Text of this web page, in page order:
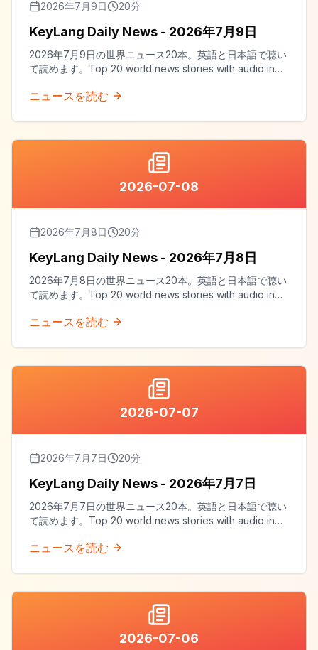
2026年7月9日 20分
KeyLang Daily News - 2026年7月9日
2026年7月9日の世界ニュース20本。英語と日本語で聴い
て読めます。Top 20 world news stories with audio in
ニュースを読む
2026-07-08
2026年7月8日 20分
KeyLang Daily News - 2026年7月8日
2026年7月8日の世界ニュース20本。英語と日本語で聴い
て読めます。Top 20 world news stories with audio in
ニュースを読む
2026-07-07
2026年7月7日 20分
KeyLang Daily News - 2026年7月7日
2026年7月7日の世界ニュース20本。英語と日本語で聴い
て読めます。Top 20 world news stories with audio in
ニュースを読む
2026-07-06